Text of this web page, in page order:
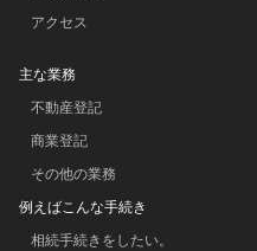
アクセス
主な業務
不動産登記
商業登記
その他の業務
例えばこんな手続き
相続手続きをしたい。